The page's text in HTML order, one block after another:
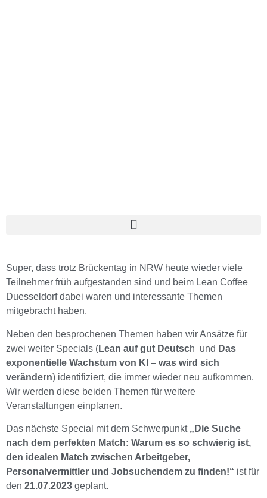
Super, dass trotz Brückentag in NRW heute wieder viele
Teilnehmer früh aufgestanden sind und beim Lean Coffee
Duesseldorf dabei waren und interessante Themen
mitgebracht haben.
Neben den besprochenen Themen haben wir Ansätze für
zwei weiter Specials (Lean auf gut Deutsch und Das
exponentielle Wachstum von KI – was wird sich
verändern) identifiziert, die immer wieder neu aufkommen.
Wir werden diese beiden Themen für weitere
Veranstaltungen einplanen.
Das nächste Special mit dem Schwerpunkt „Die Suche
nach dem perfekten Match: Warum es so schwierig ist,
den idealen Match zwischen Arbeitgeber,
Personalvermittler und Jobsuchendem zu finden!“ ist für
den 21.07.2023 geplant.